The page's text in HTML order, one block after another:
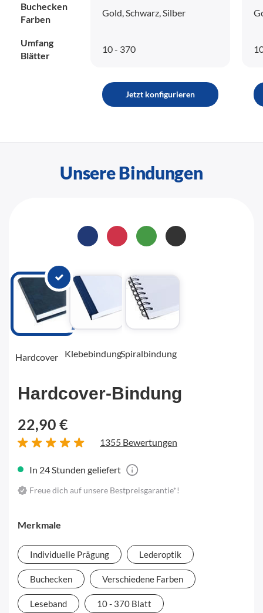
Buchecken
Farben
Gold, Schwarz, Silber
Umfang
Blätter
10 - 370
Jetzt konfigurieren
Unsere Bindungen
Hardcover KlebebindungSpiralbindung
Hardcover-Bindung
22,90 €
1355 Bewertungen
In 24 Stunden geliefert
Freue dich auf unsere Bestpreisgarantie*!
Merkmale
Individuelle Prägung Lederoptik
Buchecken Verschiedene Farben
Leseband 10 - 370 Blatt